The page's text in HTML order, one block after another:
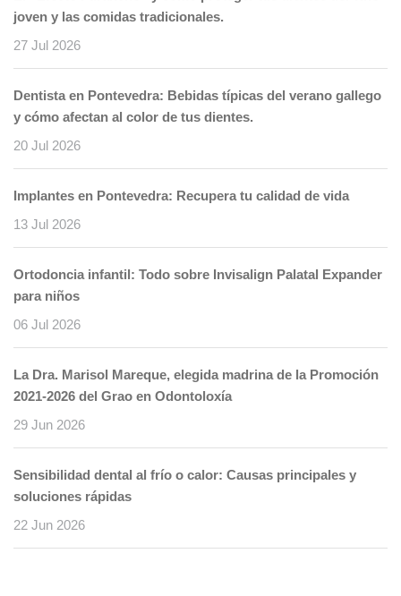
joven y las comidas tradicionales.
27 Jul 2026
Dentista en Pontevedra: Bebidas típicas del verano gallego
y cómo afectan al color de tus dientes.
20 Jul 2026
Implantes en Pontevedra: Recupera tu calidad de vida
13 Jul 2026
Ortodoncia infantil: Todo sobre Invisalign Palatal Expander
para niños
06 Jul 2026
La Dra. Marisol Mareque, elegida madrina de la Promoción
2021-2026 del Grao en Odontoloxía
29 Jun 2026
Sensibilidad dental al frío o calor: Causas principales y
soluciones rápidas
22 Jun 2026